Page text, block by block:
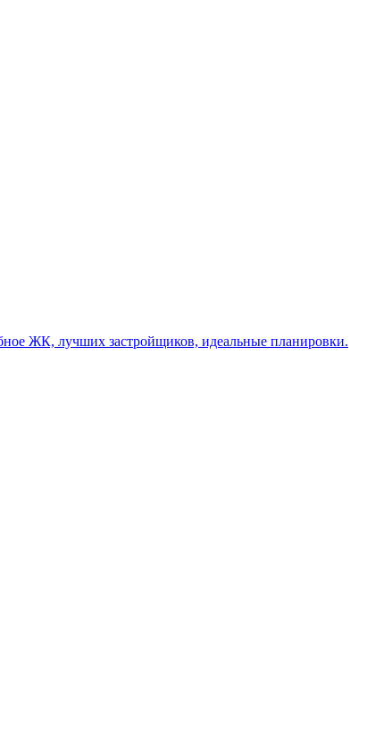
ЖК, лучших застройщиков, идеальные планировки.